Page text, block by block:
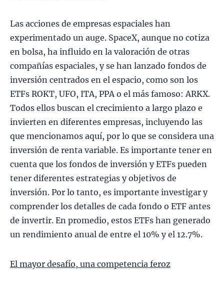
Las acciones de empresas espaciales han
experimentado un auge. SpaceX, aunque no cotiza
en bolsa, ha influido en la valoración de otras
compañías espaciales, y se han lanzado fondos de
inversión centrados en el espacio, como son los
ETFs ROKT, UFO, ITA, PPA o el más famoso: ARKX.
Todos ellos buscan el crecimiento a largo plazo e
invierten en diferentes empresas, incluyendo las
que mencionamos aquí, por lo que se considera una
inversión de renta variable. Es importante tener en
cuenta que los fondos de inversión y ETFs pueden
tener diferentes estrategias y objetivos de
inversión. Por lo tanto, es importante investigar y
comprender los detalles de cada fondo o ETF antes
de invertir. En promedio, estos ETFs han generado
un rendimiento anual de entre el 10% y el 12.7%.
El mayor desafío, una competencia feroz